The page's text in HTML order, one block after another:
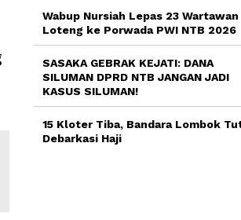
Wabup Nursiah Lepas 23 Wartawan
Loteng ke Porwada PWI NTB 2026
SASAKA GEBRAK KEJATI: DANA
SILUMAN DPRD NTB JANGAN JADI
KASUS SILUMAN!
15 Kloter Tiba, Bandara Lombok
Debarkasi Haji